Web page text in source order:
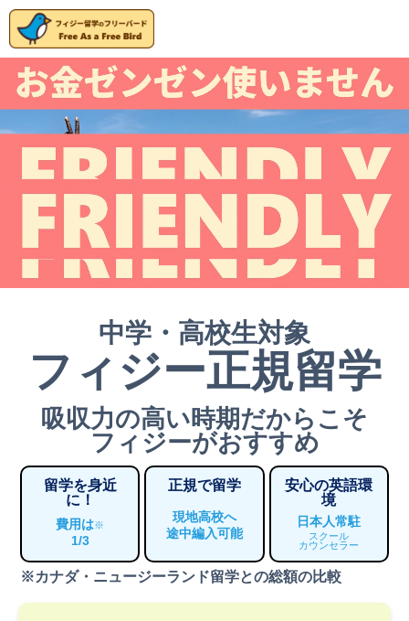
中学・高校生対象
フィジー正規留学
吸収力の高い時期だからこそ
フィジーがおすすめ
留学を身近
に！
費用は※
1/3
正規で留学
現地高校へ
途中編入可能
安心の英語環
境
日本人常駐
スクール
カウンセラー
※カナダ・ニュージーランド留学との総額の比較